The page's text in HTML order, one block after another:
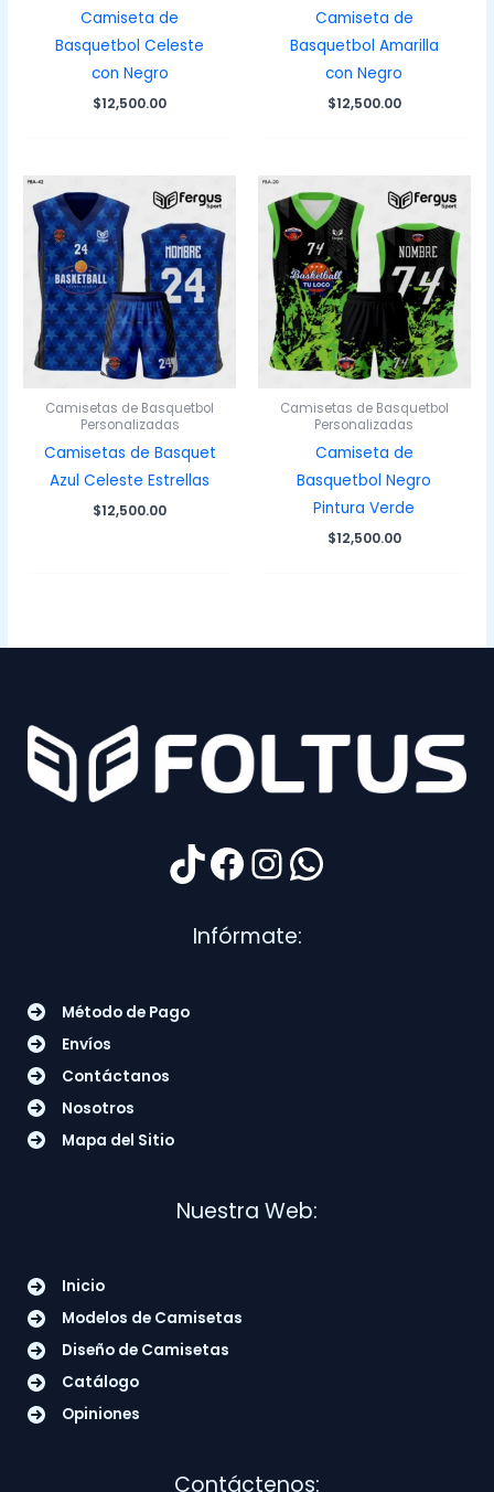
Camiseta de
Basquetbol Celeste
con Negro
$12,500.00
Camiseta de
Basquetbol Amarilla
con Negro
$12,500.00
Camisetas de Basquetbol
Personalizadas
Camisetas de Basquet
Azul Celeste Estrellas
$12,500.00
Camisetas de Basquetbol
Personalizadas
Camiseta de
Basquetbol Negro
Pintura Verde
$12,500.00
TikTok
Facebook
Instagram
WhatsApp
Infórmate:
Método de Pago
Envíos
Contáctanos
Nosotros
Mapa del Sitio
Nuestra Web:
Inicio
Modelos de Camisetas
Diseño de Camisetas
Catálogo
Opiniones
Contáctenos: